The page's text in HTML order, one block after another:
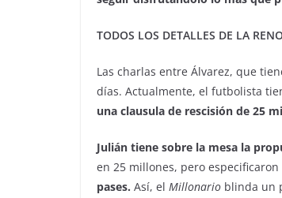
TODOS LOS DETALLES DE LA
Las charlas entre Álvarez, que
días. Actualmente, el futbolista
una clausula de rescisión de 25
Julián tiene sobre la mesa la
en 25 millones, pero especificaron
pases. Así, el Millonario blinda un